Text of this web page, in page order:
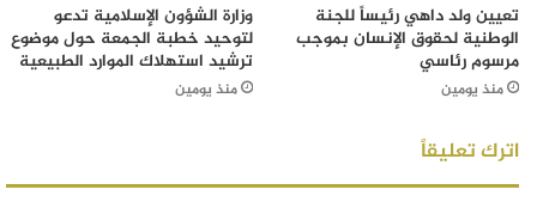
تعيين ولد داهي رئيساً للجنة
الوطنية لحقوق الإنسان بموجب
مرسوم رئاسي
منذ يومين
وزارة الشؤون الإسلامية تدعو
لتوحيد خطبة الجمعة حول موضوع
ترشيد استهلاك الموارد الطبيعية
منذ يومين
اترك تعليقاً